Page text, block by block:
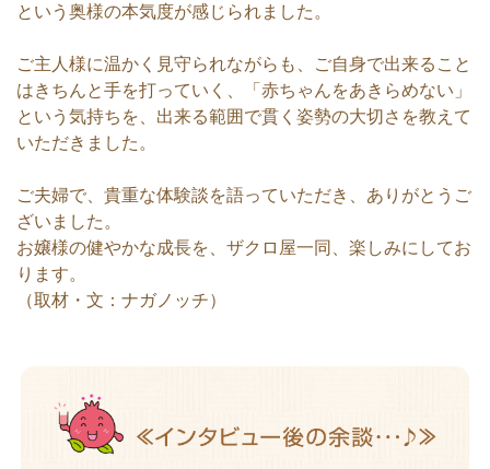
という奥様の本気度が感じられました。
ご主人様に温かく見守られながらも、ご自身で出来ること
はきちんと手を打っていく、「赤ちゃんをあきらめない」
という気持ちを、出来る範囲で貫く姿勢の大切さを教えて
いただきました。
ご夫婦で、貴重な体験談を語っていただき、ありがとうご
ざいました。
お嬢様の健やかな成長を、ザクロ屋一同、楽しみにしてお
ります。
（取材・文：ナガノッチ）